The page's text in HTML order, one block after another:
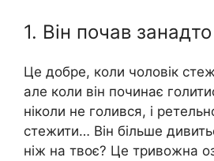
1. Він почав
Це добре, коли чоловік
але коли він починає
ніколи не голився, і
стежити… Він більше
ніж на твоє? Це тривожна